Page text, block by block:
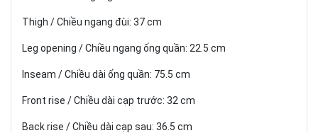
Thigh / Chiều ngang đùi: 37 cm
Leg opening / Chiều ngang ống quần: 22.5 cm
Inseam / Chiều dài ống quần: 75.5 cm
Front rise / Chiều dài cạp trước: 32 cm
Back rise / Chiều dài cạp sau: 36.5 cm